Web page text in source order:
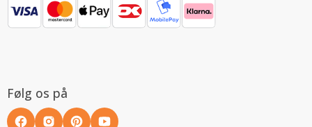
Følg os på